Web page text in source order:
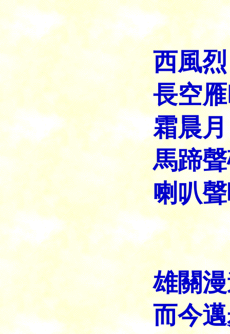
西風
長空
霜晨
馬蹄
喇叭
雄關
而今